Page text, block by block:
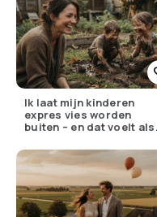
Ik laat mijn kinderen
expres vies worden
buiten – en dat voelt als